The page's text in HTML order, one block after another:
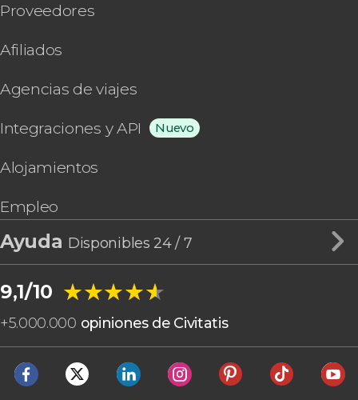
Proveedores
Afiliados
Agencias de viajes
Integraciones y API Nuevo
Alojamientos
Empleo
Ayuda Disponibles 24 / 7
9,1/10 ★★★★★
★★★★★
+5.000.000 opiniones de Civitatis